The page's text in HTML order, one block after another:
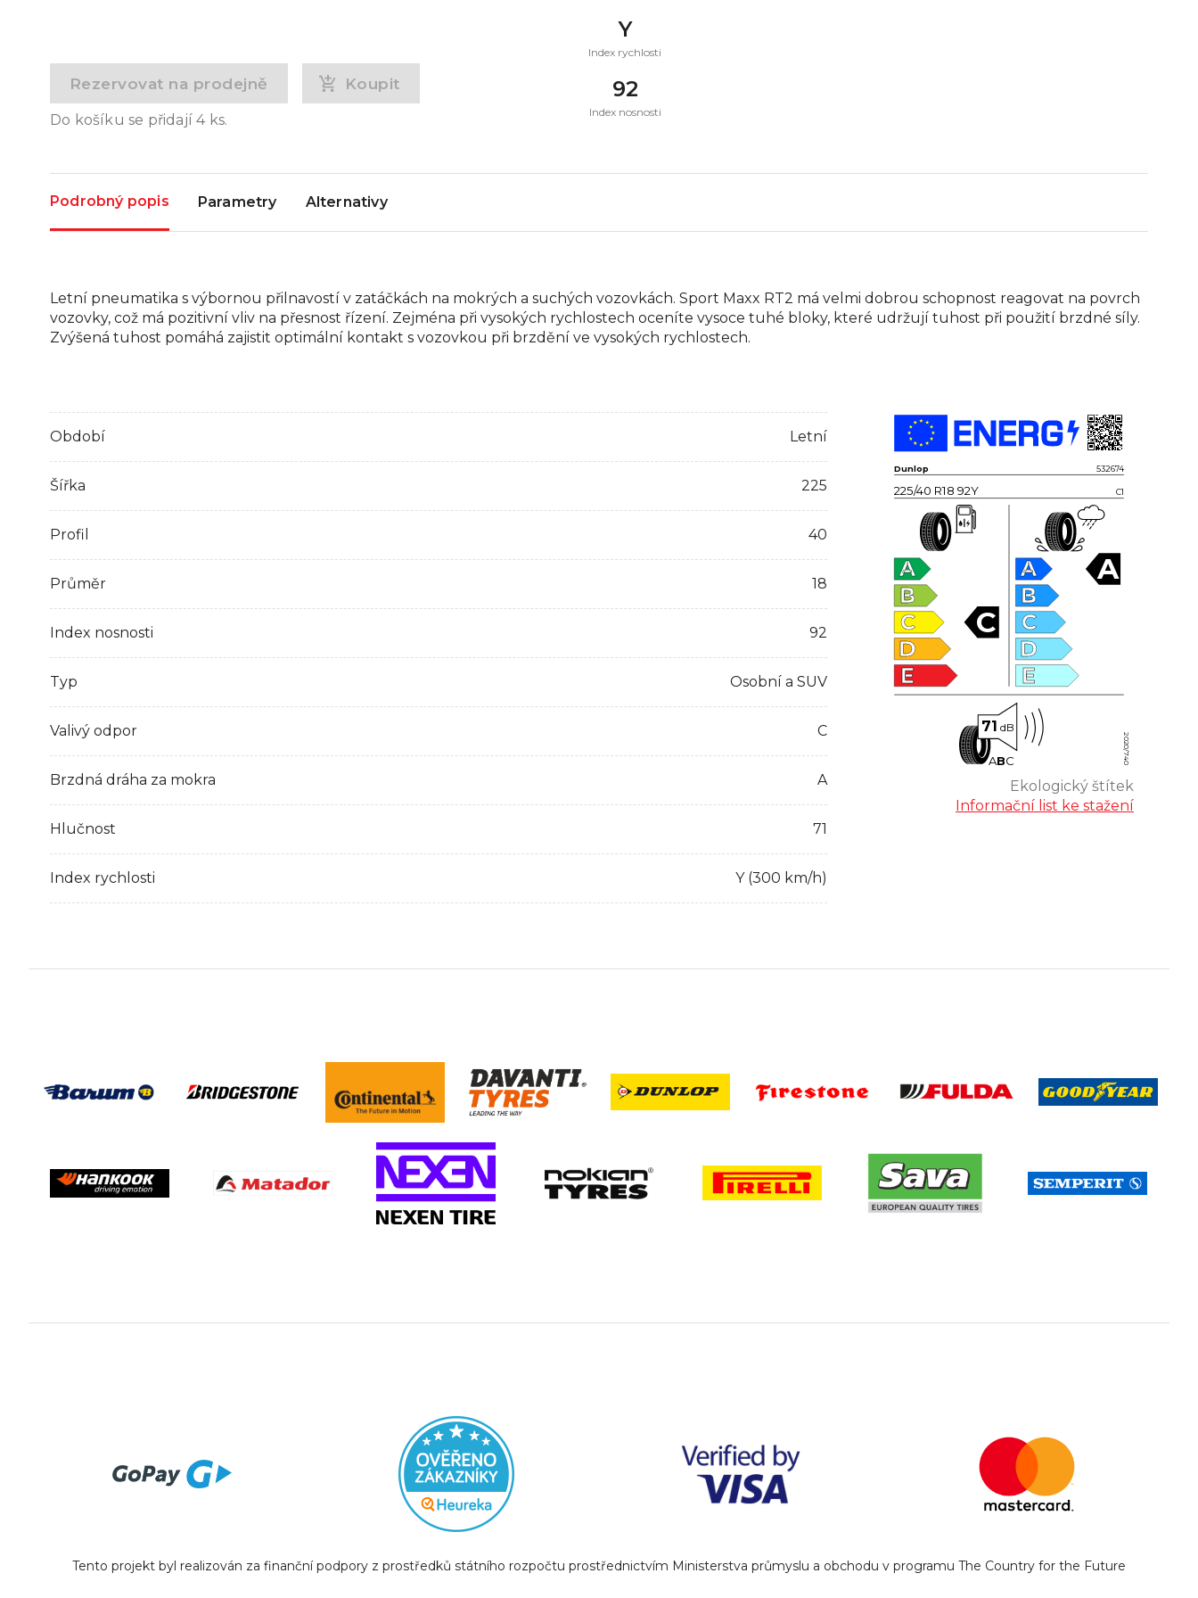
Rezervovat na prodejně Koupit
Do košíku se přidají4ks.
Y
Index rychlosti
92
Index nosnosti
Podrobný popis Parametry Alternativy
Letní pneumatika s výbornou přilnavostí v zatáčkách na mokrých a suchých vozovkách. Sport Maxx RT2 má velmi dobrou schopnost reagovat na povrch
vozovky, což má pozitivní vliv na přesnost řízení. Zejména při vysokých rychlostech oceníte vysoce tuhé bloky, které udržují tuhost při použití brzdné síly.
Zvýšená tuhost pomáhá zajistit optimální kontakt s vozovkou při brzdění ve vysokých rychlostech.
Období Letní
Šířka 225
Profil 40
Průměr 18
Index nosnosti 92
Typ Osobní a SUV
Valivý odpor C
Brzdná dráha za mokra A
Hlučnost 71
Index rychlosti Y (300 km/h)
Dunlop 532674
225/40 R18 92Y C1
A
B
C
D
E
C
A
B
C
D
E
A
71 dB
ABC 2020/740
Ekologický štítek
Informační list ke stažení
Tento projekt byl realizován za finanční podpory z prostředků státního rozpočtu prostřednictvím Ministerstva průmyslu a obchodu v programu The Country for the Future